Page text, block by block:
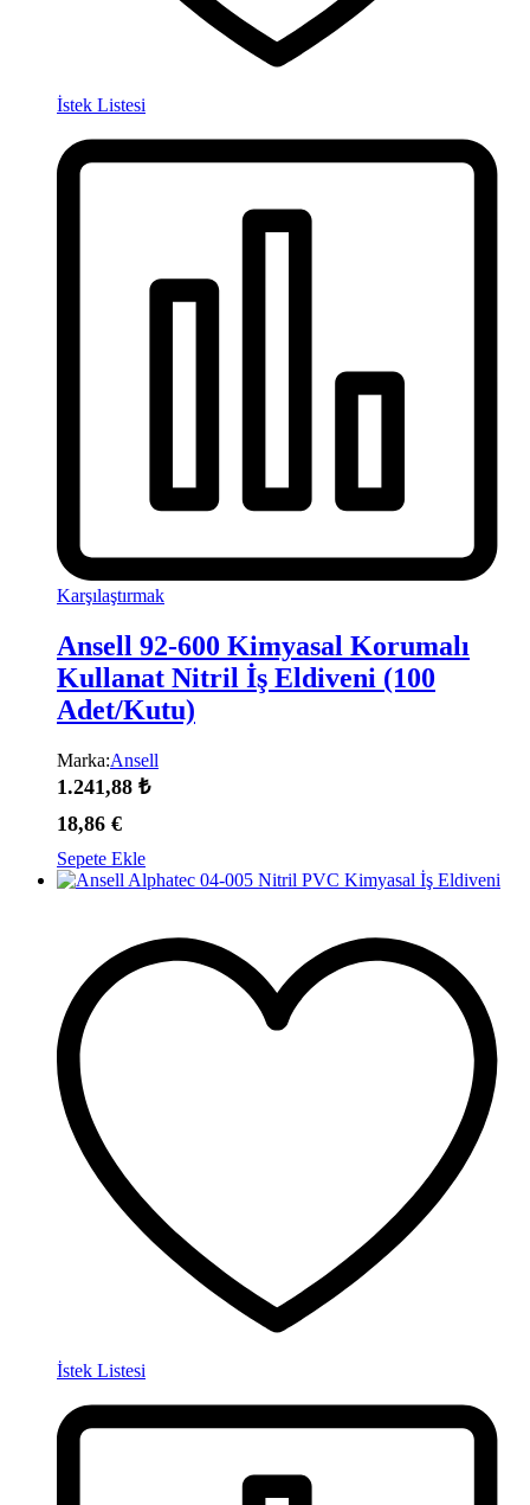
İstek Listesi
Karşılaştırmak
Ansell 92-600 Kimyasal Korumalı
Kullanat Nitril İş Eldiveni (100
Adet/Kutu)
Marka:Ansell
1.241,88 ₺
18,86 €
Sepete Ekle
İstek Listesi